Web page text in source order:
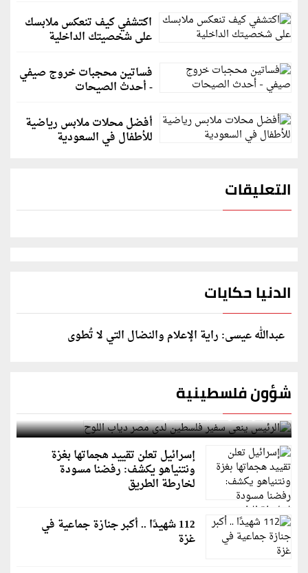
اكتشفي كيف تنعكس ملابسك
على شخصيتك الداخلية
فساتين محجبات خروج صيفي
- أحدث الصيحات
أفضل محلات ملابس رياضية
للأطفال في السعودية
التعليقات
الدنيا حكايات
عبدالله عيسى: راية الإعلام والنضال التي لا تُطوى
شؤون فلسطينية
الرئيس ينعى سفير فلسطين لدى مصر دياب اللوح
إسرائيل تعلن تقييد هجماتها بغزة
ونتنياهو يكشف: رفضنا مسودة
لخارطة الطريق
112 شهيدًا .. أكبر جنازة جماعية في
غزة